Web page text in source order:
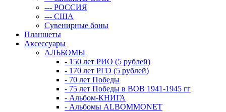
--- РОССИЯ
--- США
Сувенирные боны
Планшеты
Аксессуары
АЛЬБОМЫ
- 150 лет РИО (5 рублей)
- 170 лет РГО (5 рублей)
- 70 лет Победы
- 75 лет Победы в ВОВ 1941-1945 гг
- Альбом-КНИГА
- Альбомы ALBOMMONET